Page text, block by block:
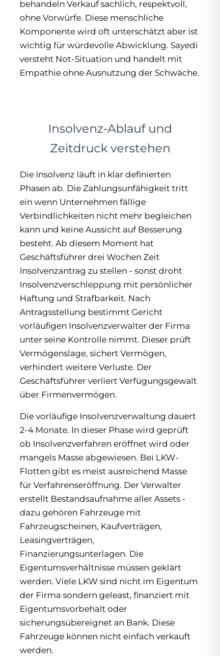
behandeln Verkauf sachlich, respektvoll,
ohne Vorwürfe. Diese menschliche
Komponente wird oft unterschätzt aber ist
wichtig für würdevolle Abwicklung. Sayedi
versteht Not-Situation und handelt mit
Empathie ohne Ausnutzung der Schwäche.
Insolvenz-Ablauf und
Zeitdruck verstehen
Die Insolvenz läuft in klar definierten
Phasen ab. Die Zahlungsunfähigkeit tritt
ein wenn Unternehmen fällige
Verbindlichkeiten nicht mehr begleichen
kann und keine Aussicht auf Besserung
besteht. Ab diesem Moment hat
Geschäftsführer drei Wochen Zeit
Insolvenzantrag zu stellen - sonst droht
Insolvenzverschleppung mit persönlicher
Haftung und Strafbarkeit. Nach
Antragsstellung bestimmt Gericht
vorläufigen Insolvenzverwalter der Firma
unter seine Kontrolle nimmt. Dieser prüft
Vermögenslage, sichert Vermögen,
verhindert weitere Verluste. Der
Geschäftsführer verliert Verfügungsgewalt
über Firmenvermögen.
Die vorläufige Insolvenzverwaltung dauert
2-4 Monate. In dieser Phase wird geprüft
ob Insolvenzverfahren eröffnet wird oder
mangels Masse abgewiesen. Bei LKW-
Flotten gibt es meist ausreichend Masse
für Verfahrenseröffnung. Der Verwalter
erstellt Bestandsaufnahme aller Assets -
dazu gehören Fahrzeuge mit
Fahrzeugscheinen, Kaufverträgen,
Leasingverträgen,
Finanzierungsunterlagen. Die
Eigentumsverhältnisse müssen geklärt
werden. Viele LKW sind nicht im Eigentum
der Firma sondern geleast, finanziert mit
Eigentumsvorbehalt oder
sicherungsübereignet an Bank. Diese
Fahrzeuge können nicht einfach verkauft
werden.